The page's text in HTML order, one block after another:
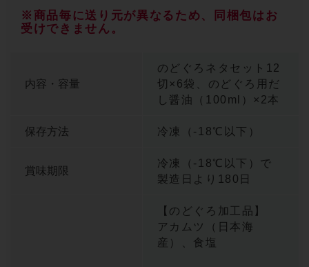
※商品毎に送り元が異なるため、同梱包はお
受けできません。
内容・容量
のどぐろネタセット12
切×6袋、のどぐろ用だ
し醤油（100ml）×2本
保存方法 冷凍（-18℃以下）
賞味期限
冷凍（-18℃以下）で
製造日より180日
【のどぐろ加工品】
アカムツ（日本海
産）、食塩